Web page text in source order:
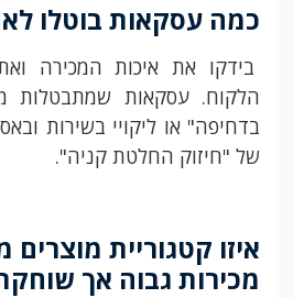
כמה עסקאות בוטלו
בידקו את איכות המכירה
הלקוח. עסקאות שמתבטלות
בדחיפה" או ליקויי בשירות
של "חיזוק החלטת קניה".
איזו קטגוריית מוצרים
מכירות גבוה אך